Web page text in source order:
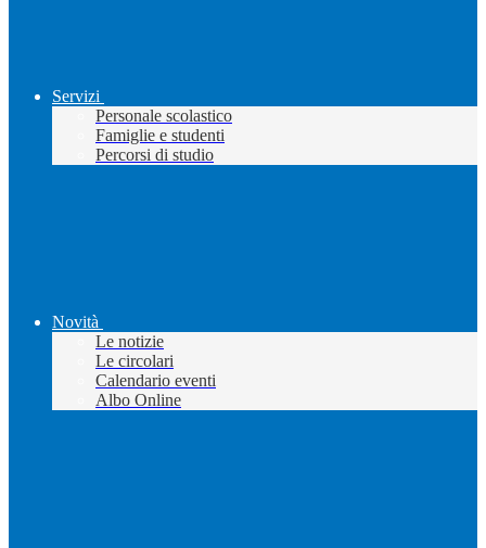
Servizi
Personale scolastico
Famiglie e studenti
Percorsi di studio
Novità
Le notizie
Le circolari
Calendario eventi
Albo Online